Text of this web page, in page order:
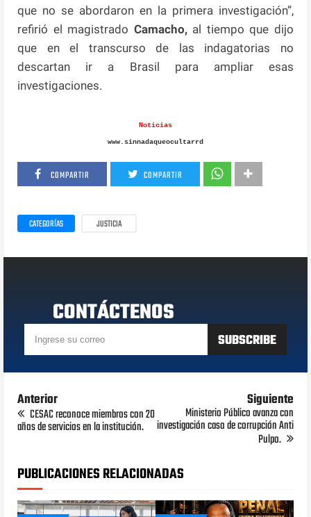
que no se abordaron en la primera investigación”,
refirió el magistrado Camacho,al tiempo que dijo
que en el transcurso de las indagatorias no
descartan ir a Brasil para ampliar esas
investigaciones.
Noticias
www.sinnadaqueocultarrd
COMPARTIR COMPARTIR
CATEGORÍAS JUSTICIA
CONTÁCTENOS
Anterior
CESAC reconoce miembros con 20
años de servicios en la institución.
Siguiente
Ministerio Público avanza con
investigación caso de corrupción Anti
Pulpo.
PUBLICACIONES RELACIONADAS